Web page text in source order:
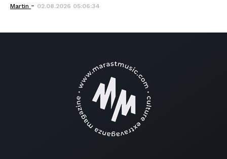
Martin - 02.08.2026 05:06:34